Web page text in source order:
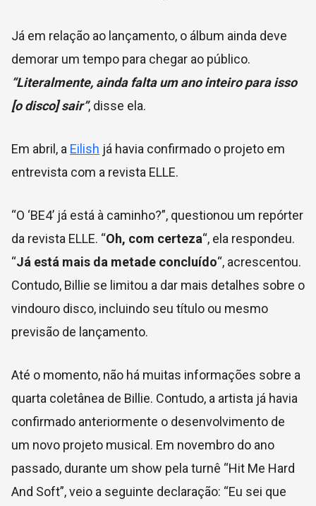
Já em relação ao lançamento, o álbum ainda deve
demorar um tempo para chegar ao público.
“Literalmente, ainda falta um ano inteiro para isso
[o disco] sair”, disse ela.
Em abril, a Eilish já havia confirmado o projeto em
entrevista com a revista ELLE.
“O ‘BE4’ já está à caminho?”, questionou um repórter
da revista ELLE. “Oh, com certeza“, ela respondeu.
“Já está mais da metade concluído“, acrescentou.
Contudo, Billie se limitou a dar mais detalhes sobre o
vindouro disco, incluindo seu título ou mesmo
previsão de lançamento.
Até o momento, não há muitas informações sobre a
quarta coletânea de Billie. Contudo, a artista já havia
confirmado anteriormente o desenvolvimento de
um novo projeto musical. Em novembro do ano
passado, durante um show pela turnê “Hit Me Hard
And Soft”, veio a seguinte declaração: “Eu sei que